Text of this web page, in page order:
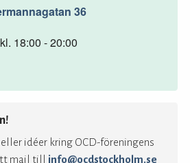
36
18:00 - 20:00
idéer kring OCD-föreningens
mail till info@ocdstockholm.se